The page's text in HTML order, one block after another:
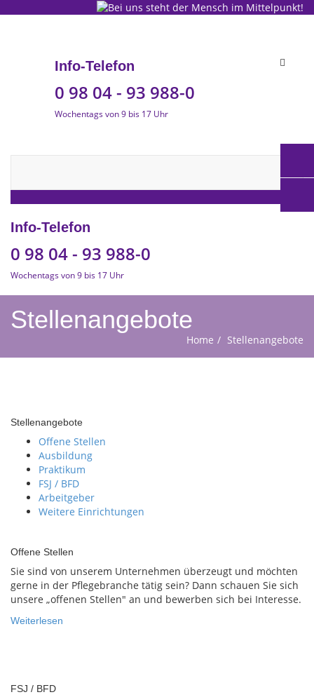
Toggle
Info-Telefon
0 98 04 - 93 988-0
Wochentags von 9 bis 17 Uhr
Info-Telefon
0 98 04 - 93 988-0
Wochentags von 9 bis 17 Uhr
Stellenangebote
Home Stellenangebote
Stellenangebote
Offene Stellen
Ausbildung
Praktikum
FSJ / BFD
Arbeitgeber
Weitere Einrichtungen
Offene Stellen
Sie sind von unserem Unternehmen überzeugt und möchten
gerne in der Pflegebranche tätig sein? Dann schauen Sie sich
unsere „offenen Stellen" an und bewerben sich bei Interesse.
Weiterlesen
FSJ / BFD